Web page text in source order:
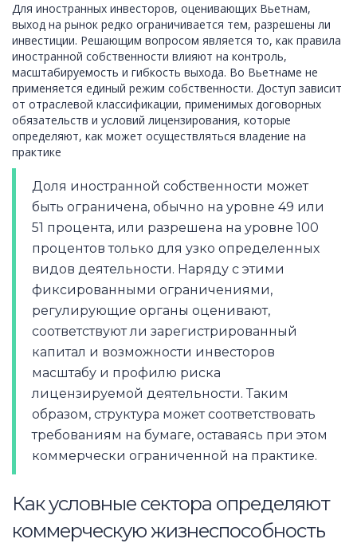
Для иностранных инвесторов, оценивающих Вьетнам,
выход на рынок редко ограничивается тем, разрешены ли
инвестиции. Решающим вопросом является то, как правила
иностранной собственности влияют на контроль,
масштабируемость и гибкость выхода. Во Вьетнаме не
применяется единый режим собственности. Доступ зависит
от отраслевой классификации, применимых договорных
обязательств и условий лицензирования, которые
определяют, как может осуществляться владение на
практике
Доля иностранной собственности может
быть ограничена, обычно на уровне 49 или
51 процента, или разрешена на уровне 100
процентов только для узко определенных
видов деятельности. Наряду с этими
фиксированными ограничениями,
регулирующие органы оценивают,
соответствуют ли зарегистрированный
капитал и возможности инвесторов
масштабу и профилю риска
лицензируемой деятельности. Таким
образом, структура может соответствовать
требованиям на бумаге, оставаясь при этом
коммерчески ограниченной на практике.
Как условные сектора определяют
коммерческую жизнеспособность